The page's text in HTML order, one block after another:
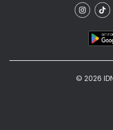
© 2026